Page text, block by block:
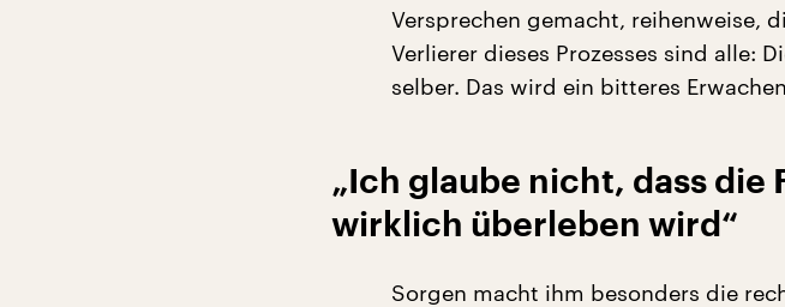
Versprechen gemacht, reihenweise,
Verlierer dieses Prozesses sind alle:
selber. Das wird ein bitteres
„Ich glaube nicht, dass die
wirklich überleben wird“
Sorgen macht ihm besonders die